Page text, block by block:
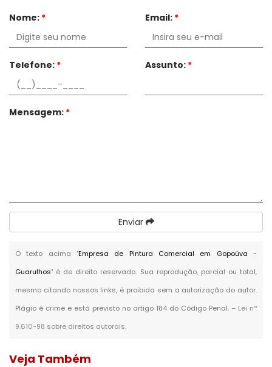
Nome: * Email: *
Telefone: * Assunto: *
Mensagem: *
Enviar
O texto acima "Empresa de Pintura Comercial em Gopoúva -
Guarulhos" é de direito reservado. Sua reprodução, parcial ou total,
mesmo citando nossos links, é proibida sem a autorização do autor.
Plágio é crime e está previsto no artigo 184 do Código Penal. – Lei n°
9.610-98 sobre direitos autorais.
Veja Também